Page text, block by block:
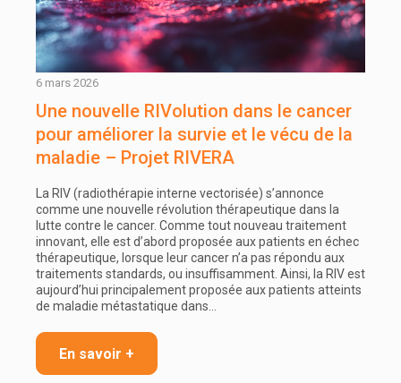
6 mars 2026
Une nouvelle RIVolution dans le cancer
pour améliorer la survie et le vécu de la
maladie – Projet RIVERA
La RIV (radiothérapie interne vectorisée) s’annonce
comme une nouvelle révolution thérapeutique dans la
lutte contre le cancer. Comme tout nouveau traitement
innovant, elle est d’abord proposée aux patients en échec
thérapeutique, lorsque leur cancer n’a pas répondu aux
traitements standards, ou insuffisamment. Ainsi, la RIV est
aujourd’hui principalement proposée aux patients atteints
de maladie métastatique dans…
En savoir +